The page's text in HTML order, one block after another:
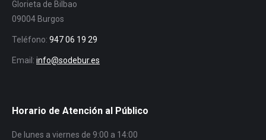
Glorieta de Bilbao
09004 Burgos
Teléfono: 947 06 19 29
Email: info@sodebur.es
Horario de Atención al Público
De lunes a viernes de 9:00 a 14:00